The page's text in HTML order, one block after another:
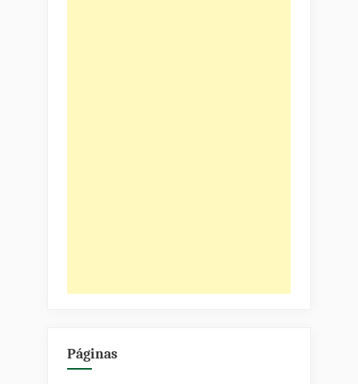
Páginas